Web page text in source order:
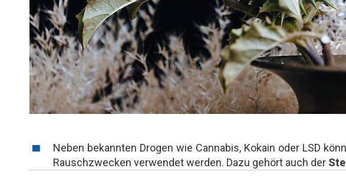
Neben bekannten Drogen wie Cannabis, Kokain oder LSD
Rauschzwecken verwendet werden. Dazu gehört auch der